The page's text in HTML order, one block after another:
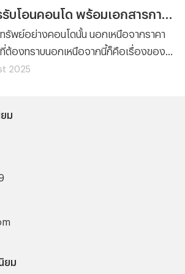
รัพย์อย่างคอนโดนั้น นอกเหนือจากราคา
ต้องทราบนอกเหนือจากนี้ก็คือเรื่องของ
รายจะต้องทำความเข้าใจ เพราะไม่ว่าจะ
ร้างความปวดหัวไม่น้อยสำหรับใครที่ไม่
ก่อน
2025
ม
ยม